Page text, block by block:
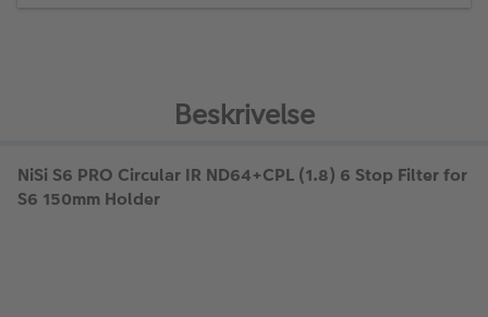
Beskrivelse
NiSi S6 PRO Circular IR ND64+CPL (1.8) 6 Stop Filter for
S6 150mm Holder